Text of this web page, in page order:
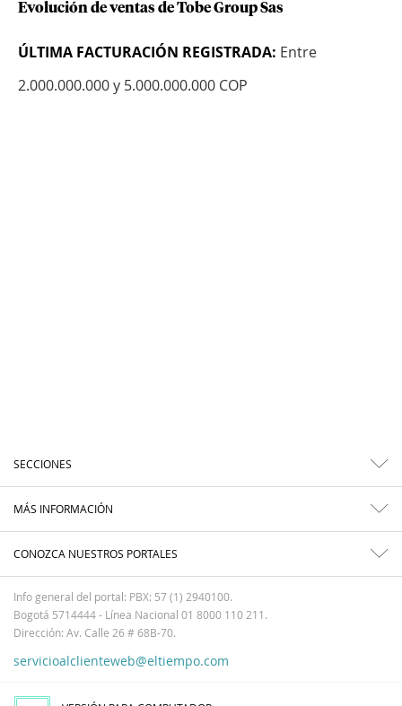
Evolución de ventas de Tobe Group Sas
ÚLTIMA FACTURACIÓN REGISTRADA: Entre
2.000.000.000 y 5.000.000.000 COP
SECCIONES
MÁS INFORMACIÓN
CONOZCA NUESTROS PORTALES
Info general del portal: PBX: 57 (1) 2940100.
Bogotá 5714444 - Línea Nacional 01 8000 110 211.
Dirección: Av. Calle 26 # 68B-70.
servicioalclienteweb@eltiempo.com